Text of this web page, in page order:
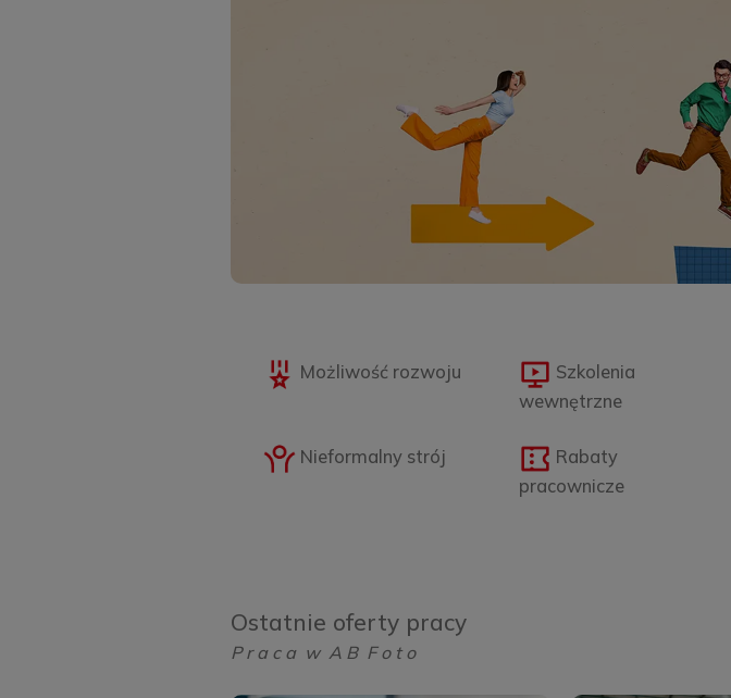
Możliwość rozwoju
Szkolenia
wewnętrzne
Nieformalny strój
Rabaty
pracownicze
Ostatnie oferty pracy
P r a c a w A B F o t o